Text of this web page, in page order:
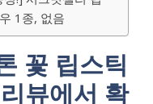
1종, 없음
꽃 립스틱
뷰에서 확